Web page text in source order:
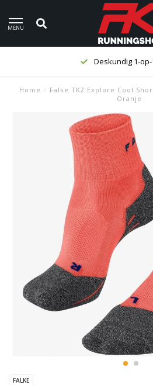
MENU
Deskundig 1-
Home / Falke TK2 Explore Cool
Oranje
FALKE